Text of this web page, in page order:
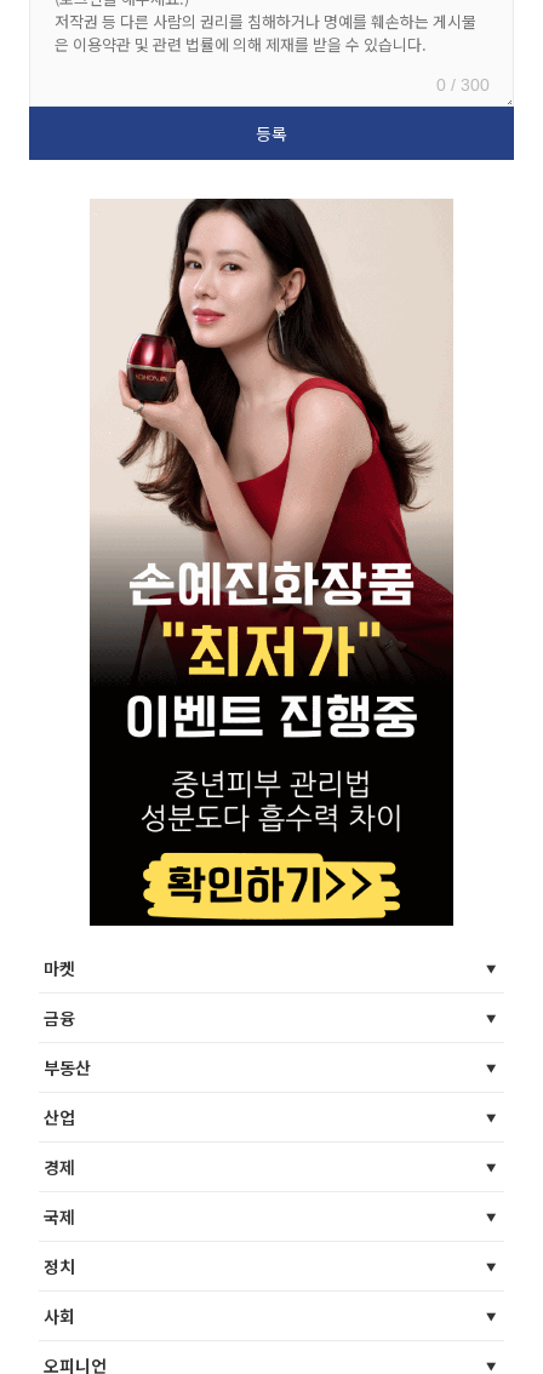
0 / 300
마켓
금융
부동산
산업
경제
국제
정치
사회
오피니언